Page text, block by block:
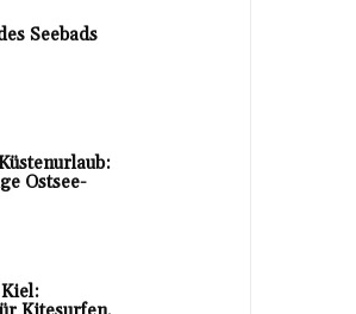
Seebads
Ostsee-